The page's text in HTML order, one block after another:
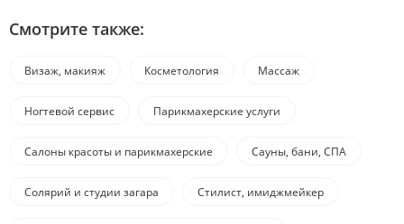
Смотрите также:
Визаж, макияж Косметология Массаж
Ногтевой сервис Парикмахерские услуги
Салоны красоты и парикмахерские Сауны, бани, СПА
Солярий и студии загара Стилист, имиджмейкер